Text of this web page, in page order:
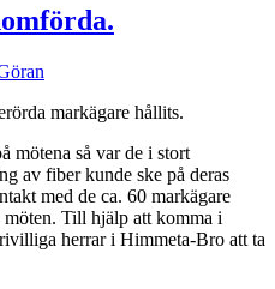
markägare hållits.
mötena så var de i stort
av fiber kunde ske på deras
med de ca. 60 markägare
Till hjälp att komma i
herrar i Himmeta-Bro att ta